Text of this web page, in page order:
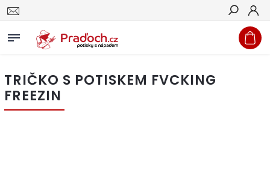
Hledat
TRIČKO S POTISKEM FVCKING
FREEZIN